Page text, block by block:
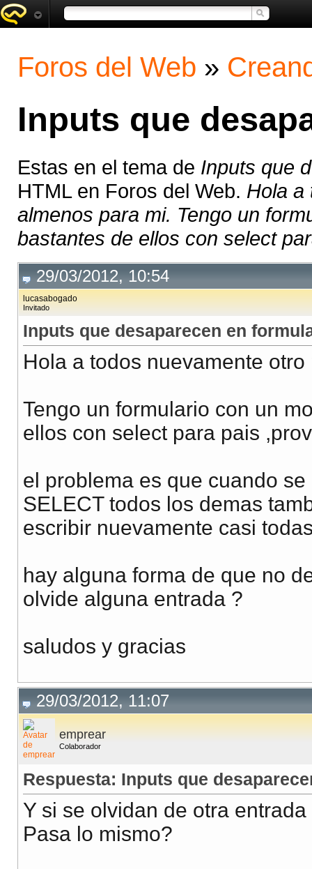
Foros del Web »
Inputs que
Estas en el tema de Inputs que
HTML en Foros del Web. Hola a
almenos para mi. Tengo un
bastantes de ellos con select
29/03/2012, 10:54
lucasabogado
Invitado
Inputs que desaparecen en
Hola a todos nuevamente
Tengo un formulario con un
ellos con select para pais
el problema es que cuando
SELECT todos los demas
escribir nuevamente casi
hay alguna forma de que no
olvide alguna entrada ?
saludos y gracias
29/03/2012, 11:07
emprear
Colaborador
Respuesta: Inputs que
Y si se olvidan de otra
Pasa lo mismo?